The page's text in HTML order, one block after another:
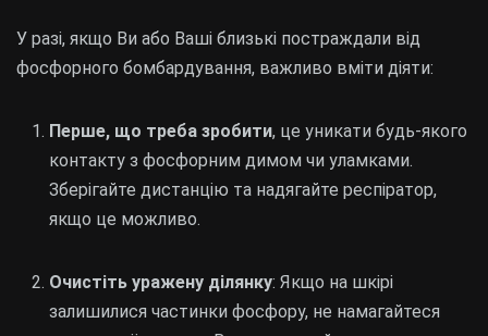
У разі, якщо Ви або Ваші близькі постраждали від
фосфорного бомбардування, важливо вміти діяти:
Перше, що треба зробити, це уникати будь-якого
контакту з фосфорним димом чи уламками.
Зберігайте дистанцію та надягайте респіратор,
якщо це можливо.
Очистіть уражену ділянку: Якщо на шкірі
залишилися частинки фосфору, не намагайтеся